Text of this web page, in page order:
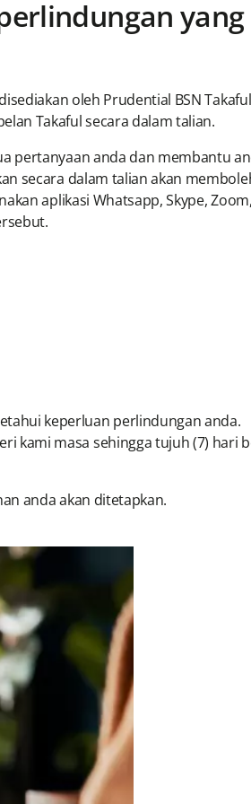
yang
oleh Prudential BSN Takaful
Takaful secara dalam talian.
pertanyaan anda dan membantu
secara dalam talian akan
aplikasi Whatsapp, Skype, Zoom,
keperluan perlindungan anda.
kami masa sehingga tujuh (7) hari
anda akan ditetapkan.